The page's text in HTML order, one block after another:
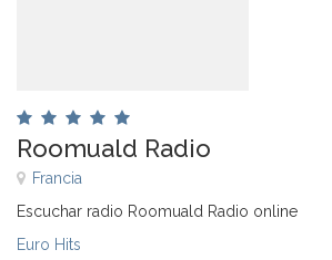
Roomuald Radio
Francia
Escuchar radio Roomuald Radio online
Euro Hits